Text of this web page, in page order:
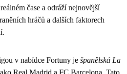
čase a odráží nejnovější
hráčů a dalších faktorech
v nabídce Fortuny je španělská La
Real Madrid a FC Barcelona. Tato